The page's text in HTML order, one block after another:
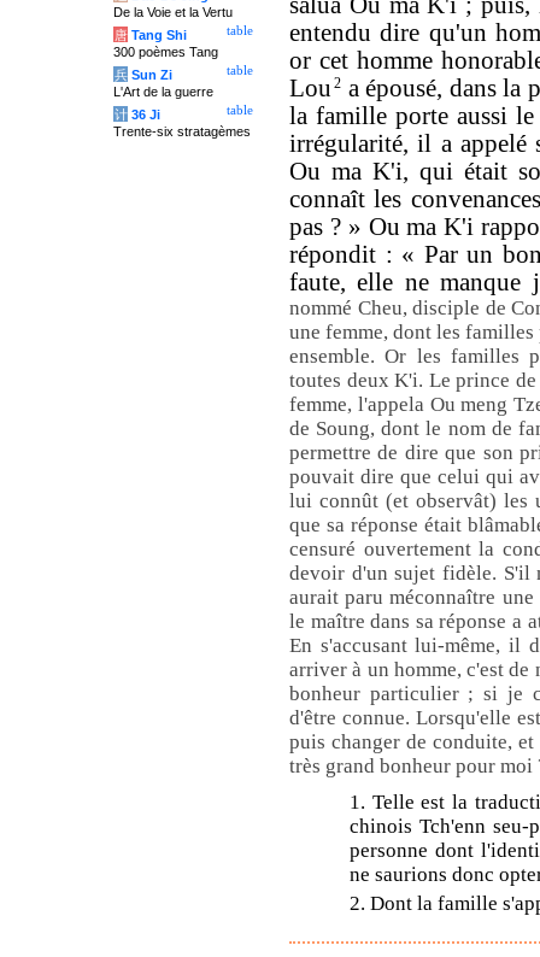
entendu dire qu'un
or cet homme
Lou 2 a épousé, dans la
la famille porte aussi
irrégularité, il a appelé
Ou ma K'i, qui était
connaît les
pas ? » Ou ma K'i
répondit : « Par un
faute, elle ne manque
nommé Cheu, disciple de
une femme, dont les
ensemble. Or les familles
toutes deux K'i. Le prince
femme, l'appela Ou meng
de Soung, dont le nom de
permettre de dire que son
pouvait dire que celui qui
lui connût (et observât) les
que sa réponse était
censuré ouvertement la
devoir d'un sujet fidèle.
aurait paru méconnaître
le maître dans sa réponse a
En s'accusant lui-même, il
arriver à un homme, c'est
bonheur particulier ; si je
d'être connue. Lorsqu'elle
puis changer de conduite,
très grand bonheur pour moi
1. Telle est la
chinois Tch'enn
personne dont
ne saurions donc
2. Dont la famille
De la Voie et la Vertu
table
唐 Tang Shi
300 poèmes Tang
table
兵 Sun Zi
L'Art de la guerre
table
计 36 Ji
Trente-six stratagèmes